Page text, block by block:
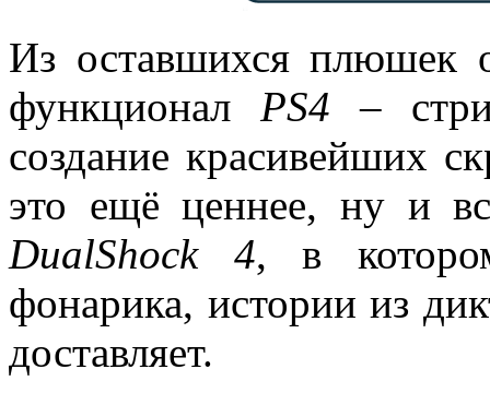
Из оставшихся плюшек
функционал PS4 –
создание красивейших
это ещё ценнее, ну и
DualShock 4, в
фонарика, истории из
доставляет.